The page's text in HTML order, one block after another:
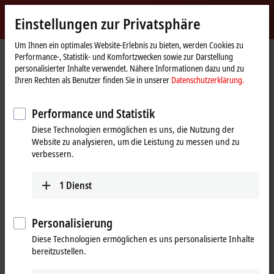
Beckhoff
-
New
Automation
Technology
myBeckhoff
StartseiteUnternehmen
News
Mit Klick auf "Akzeptieren" zeigen wir das Video und passen die
Einstellung zur Privatsphäre an, dabei wird externer Inhalt von
Vimeo geladen. Beachten Sie dazu bitte unsere
Einstellungen zur Privatsphäre
Um Ihnen ein optimales Website-Erlebnis zu bieten, werden Cookies zu
Performance-, Statistik- und Komfortzwecken sowie zur Darstellung
personalisierter Inhalte verwendet. Nähere Informationen dazu und zu
Ihren Rechten als Benutzer finden Sie in unserer Datenschutzerklärung.
Performance und Statistik
Diese Technologien ermöglichen es uns, die Nutzung der
Website zu analysieren, um die Leistung zu messen und zu
verbessern.
1 Dienst
Personalisierung
Diese Technologien ermöglichen es uns personalisierte Inhalte
bereitzustellen.